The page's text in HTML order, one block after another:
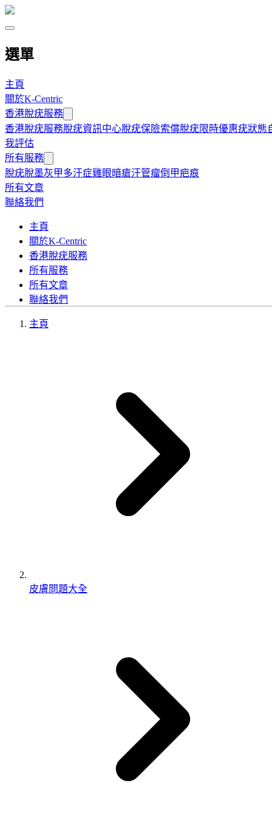
選單
主頁
關於K-Centric
香港脫疣服務
香港脫疣服務脫疣資訊中心脫疣保險索償脫疣限時優惠疣狀態
我評估
所有服務
脫疣脫墨灰甲多汗症雞眼暗瘡汗管瘤倒甲疤痕
所有文章
聯絡我們
主頁
關於K-Centric
香港脫疣服務
所有服務
所有文章
聯絡我們
主頁
皮膚問題大全